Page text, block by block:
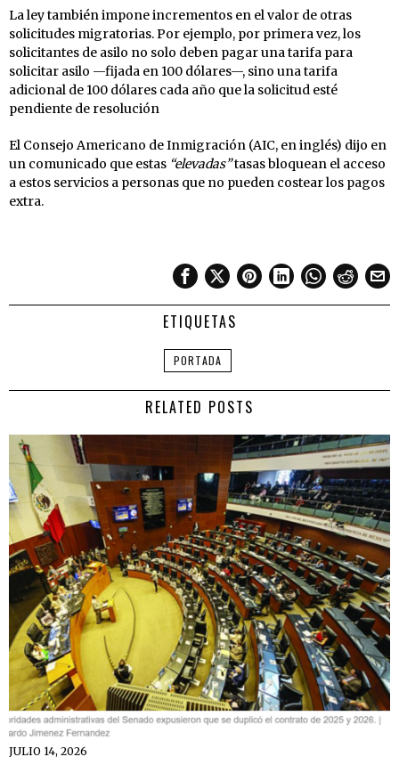
La ley también impone incrementos en el valor de otras
solicitudes migratorias. Por ejemplo, por primera vez, los
solicitantes de asilo no solo deben pagar una tarifa para
solicitar asilo —fijada en 100 dólares—, sino una tarifa
adicional de 100 dólares cada año que la solicitud esté
pendiente de resolución
El Consejo Americano de Inmigración (AIC, en inglés) dijo en
un comunicado que estas “elevadas”tasas bloquean el acceso
a estos servicios a personas que no pueden costear los pagos
extra.
ETIQUETAS
PORTADA
RELATED POSTS
JULIO 14, 2026